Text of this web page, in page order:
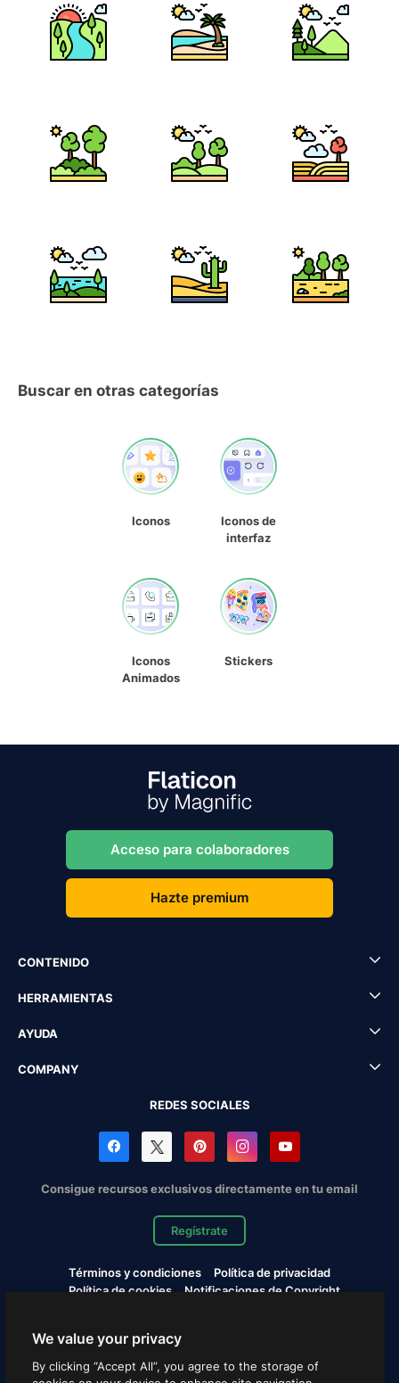
Buscar en otras categorías
Iconos
Iconos de
interfaz
Iconos
Animados
Stickers
Acceso para colaboradores
Hazte premium
CONTENIDO
HERRAMIENTAS
AYUDA
COMPANY
REDES SOCIALES
Consigue recursos exclusivos directamente en tu email
Regístrate
Términos y condiciones
Política de privacidad
Política de cookies
Notificaciones de Copyright
Copyright © 2010-2026 Freepik Company S.L.U. Todos los
We value your privacy
By clicking “Accept All”, you agree to the storage of